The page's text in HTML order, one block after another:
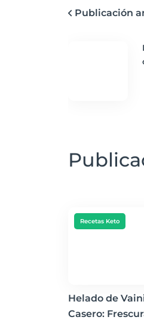
Publicación
Recetas Keto
Helado de
Casero: